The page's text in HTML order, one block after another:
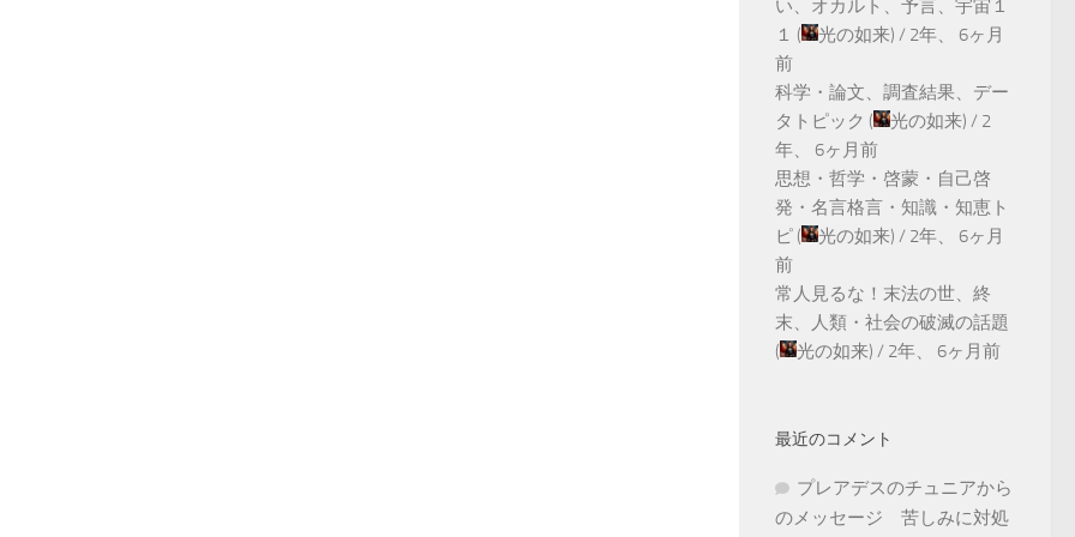
い、オカルト、予言、宇宙１
１ ( 光の如来) / 2年、 6ヶ月
前
科学・論文、調査結果、デー
タトピック ( 光の如来) / 2
年、 6ヶ月前
思想・哲学・啓蒙・自己啓
発・名言格言・知識・知恵ト
ピ ( 光の如来) / 2年、 6ヶ月
前
常人見るな！末法の世、終
末、人類・社会の破滅の話題
(
光の如来) / 2年、 6ヶ月前
最近のコメント
プレアデスのチュニアから
のメッセージ 苦しみに対処